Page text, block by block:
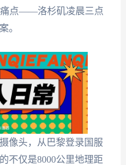
痛点——洛杉矶凌晨三点
。
像头，从巴黎登录国服
不仅是8000公里地理距